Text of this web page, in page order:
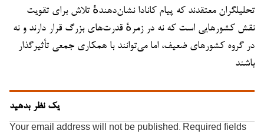
تحلیلگران معتقدند که پیام کانادا نشان‌دهندهٔ تلاش برای تقویت
نقش کشورهایی است که نه در زمرهٔ قدرت‌های بزرگ قرار دارند و نه
در گروه کشورهای ضعیف، اما می‌توانند با همکاری جمعی تأثیرگذار
باشند
یک نظر بدهید
Your email address will not be published. Required fields